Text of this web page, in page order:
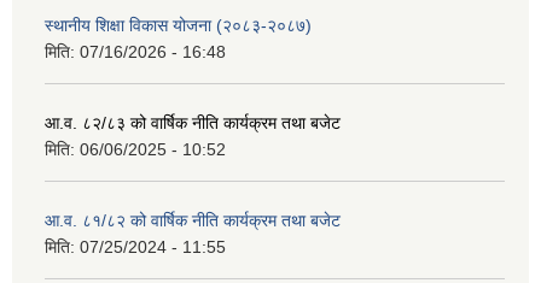
स्थानीय शिक्षा विकास योजना (२०८३-२०८७)
मिति: 07/16/2026 - 16:48
आ.व. ८२/८३ को वार्षिक नीति कार्यक्रम तथा बजेट
मिति: 06/06/2025 - 10:52
आ.व. ८१/८२ को वार्षिक नीति कार्यक्रम तथा बजेट
मिति: 07/25/2024 - 11:55